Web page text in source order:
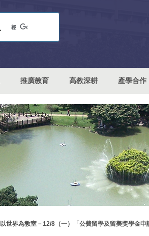
推廣教育 高教深耕 產學合作
以世界為教室－12/8（一）「公費留學及留美獎學金申